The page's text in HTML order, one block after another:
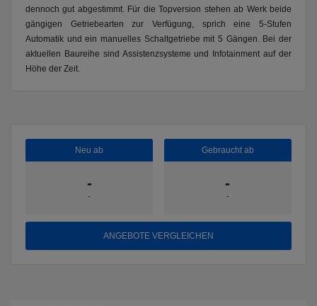
dennoch gut abgestimmt. Für die Topversion stehen ab Werk beide
gängigen Getriebearten zur Verfügung, sprich eine 5-Stufen
Automatik und ein manuelles Schaltgetriebe mit 5 Gängen. Bei der
aktuellen Baureihe sind Assistenzsysteme und Infotainment auf der
Höhe der Zeit.
Neu ab
-
-
Gebraucht ab
-
-
ANGEBOTE VERGLEICHEN